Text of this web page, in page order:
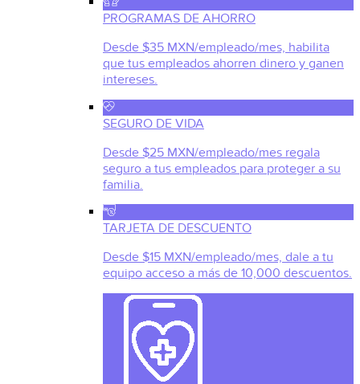
PROGRAMAS DE AHORRO
Desde $35 MXN/empleado/mes, habilita
que tus empleados ahorren dinero y ganen
intereses.
SEGURO DE VIDA
Desde $25 MXN/empleado/mes regala
seguro a tus empleados para proteger a su
familia.
TARJETA DE DESCUENTO
Desde $15 MXN/empleado/mes, dale a tu
equipo acceso a más de 10,000 descuentos.